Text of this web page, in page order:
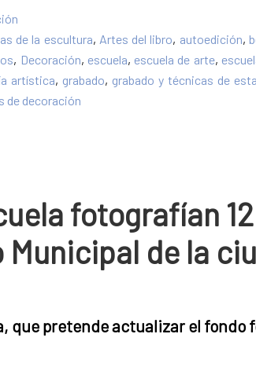
de la escultura, Artes del libro, autoedición,
, Decoración, escuela, escuela de arte,
artística, grabado, grabado y técnicas de
de decoración
fotografían
de la
que pretende actualizar el fondo